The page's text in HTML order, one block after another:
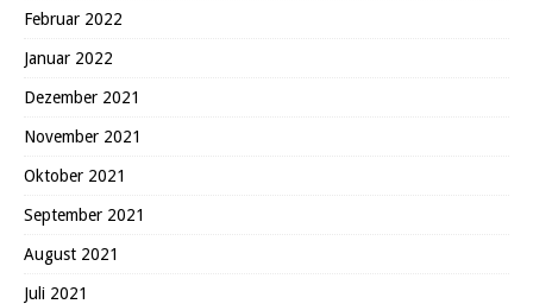
Februar 2022
Januar 2022
Dezember 2021
November 2021
Oktober 2021
September 2021
August 2021
Juli 2021